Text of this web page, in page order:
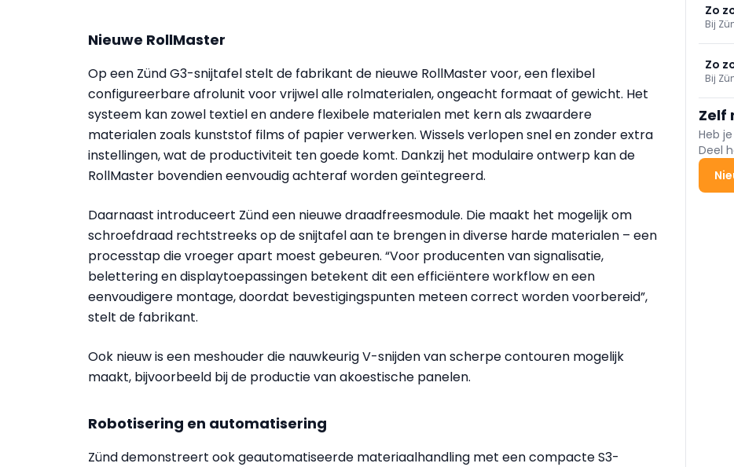
Nieuwe RollMaster
Op een Zünd G3-snijtafel stelt de fabrikant de nieuwe RollMaster voor, een flexibel
configureerbare afrolunit voor vrijwel alle rolmaterialen, ongeacht formaat of gewicht. Het
systeem kan zowel textiel en andere flexibele materialen met kern als zwaardere
materialen zoals kunststof films of papier verwerken. Wissels verlopen snel en zonder extra
instellingen, wat de productiviteit ten goede komt. Dankzij het modulaire ontwerp kan de
RollMaster bovendien eenvoudig achteraf worden geïntegreerd.
Daarnaast introduceert Zünd een nieuwe draadfreesmodule. Die maakt het mogelijk om
schroefdraad rechtstreeks op de snijtafel aan te brengen in diverse harde materialen – een
processtap die vroeger apart moest gebeuren. “Voor producenten van signalisatie,
belettering en displaytoepassingen betekent dit een efficiëntere workflow en een
eenvoudigere montage, doordat bevestigingspunten meteen correct worden voorbereid”,
stelt de fabrikant.
Ook nieuw is een meshouder die nauwkeurig V-snijden van scherpe contouren mogelijk
maakt, bijvoorbeeld bij de productie van akoestische panelen.
Robotisering en automatisering
Zünd demonstreert ook geautomatiseerde materiaalhandling met een compacte S3-
Zijn
Zo
Bij
te
Zo
Bij
te
Zelf
Heb
Deel